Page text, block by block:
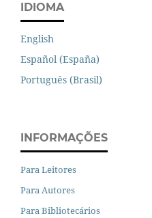
IDIOMA
English
Español (España)
Português (Brasil)
INFORMAÇÕES
Para Leitores
Para Autores
Para Bibliotecários